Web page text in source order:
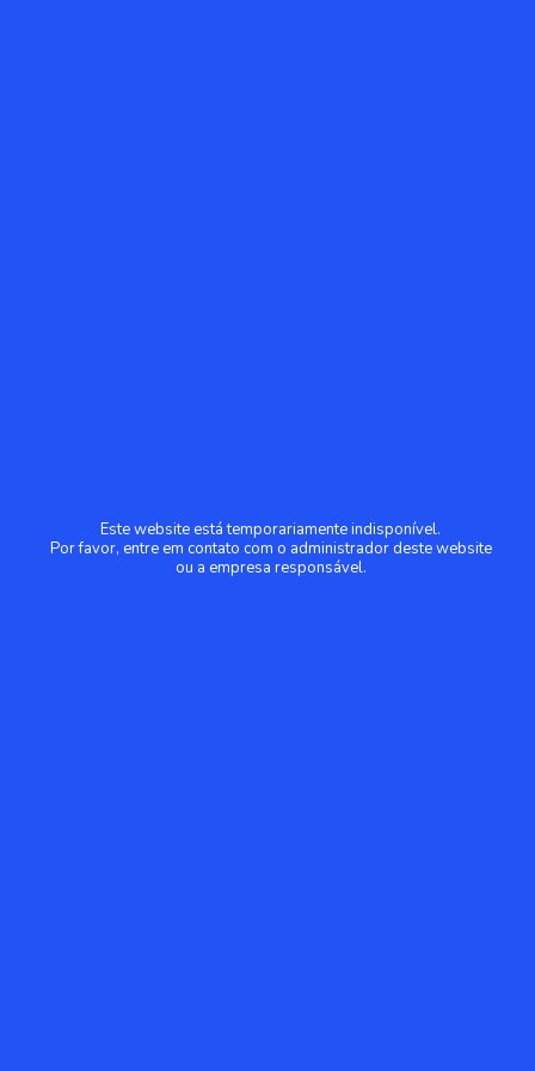
Este website está temporariamente indisponível.
Por favor, entre em contato com o administrador deste website
ou a empresa responsável.